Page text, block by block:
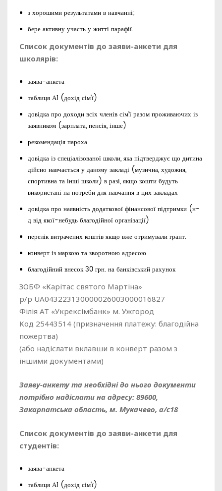
з хорошими результатами в навчанні;
бере активну участь у житті парафії.
Список документів до заяви-анкети для
школярів:
заява-анкета
таблиця А1 (дохід сім’ї)
довідка про доходи всіх членів сім’ї разом проживаючих із
заявником (зарплата, пенсія, інше)
рекомендація пароха
довідка із спеціалізованої школи, яка підтверджує що дитина
дійсно навчається у даному закладі (музична, художня,
спортивна та інші школи) в разі, якщо кошти будуть
використані на потреби для навчання в цих закладах
довідка про наявність додаткової фінансової підтримки (н-
д від якої-небудь благодійної організації)
перелік витрачених коштів якщо вже отримували грант.
конверт із маркою та зворотною адресою
благодійний внесок 30 грн. на банківський рахунок
ЗОБФ «Карітас святого Мартіна»
р/р UA043223130000026003000016827
Філія АТ «Укрексімбанк» м. Ужгород
Код 25443514 (призначення платежу: благодійна
пожертва)
(або надіслати вклавши в конверт разом з
іншими документами)
Заяву-анкету та необхідні до нього документи
потрібно надіслати на адресу: 89600,
Закарпатська область, м. Мукачево, а/с18
Список документів до заяви-анкети для
студентів:
заява-анкета
таблиця А1 (дохід сім’ї)